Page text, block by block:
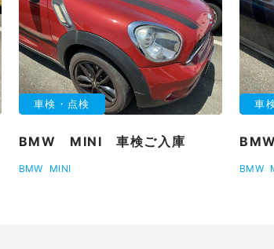
車検・点検
BMW MINI 車検ご入庫
BMW MINI
車
BMW